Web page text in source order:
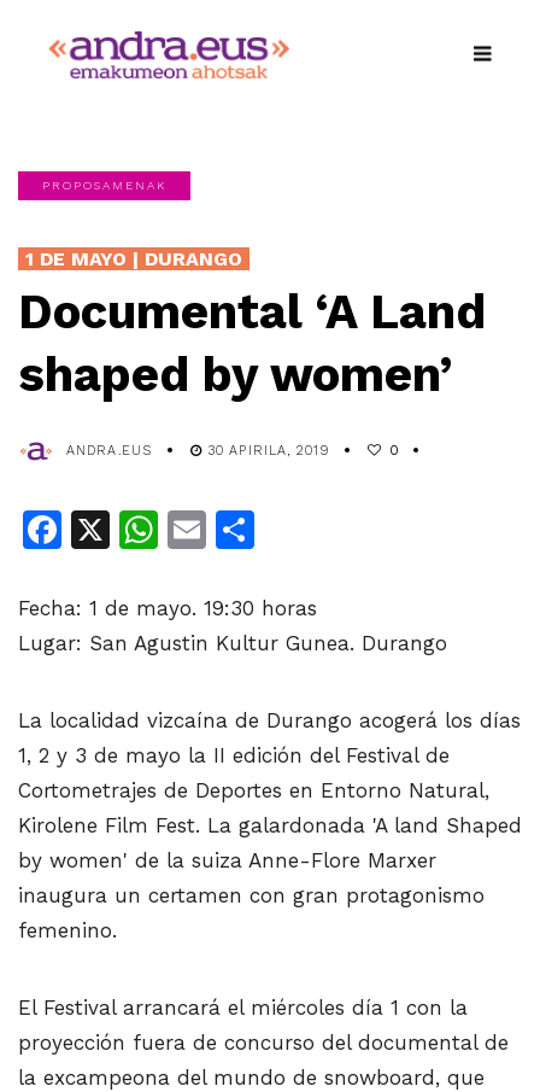
PROPOSAMENAK
1 DE MAYO | DURANGO
Documental ‘A Land
shaped by women’
ANDRA.EUS 30 APIRILA, 2019 0
Facebook
X WhatsApp
Email
Fecha: 1 de mayo. 19:30 horas
Lugar: San Agustin Kultur Gunea. Durango
La localidad vizcaína de Durango acogerá los días
1, 2 y 3 de mayo la II edición del Festival de
Cortometrajes de Deportes en Entorno Natural,
Kirolene Film Fest. La galardonada 'A land Shaped
by women' de la suiza Anne-Flore Marxer
inaugura un certamen con gran protagonismo
femenino.
El Festival arrancará el miércoles día 1 con la
proyección fuera de concurso del documental de
la excampeona del mundo de snowboard, que